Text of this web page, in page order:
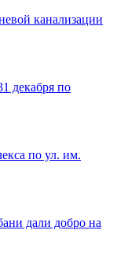
канализации
декабря по
по ул. им.
дали добро на